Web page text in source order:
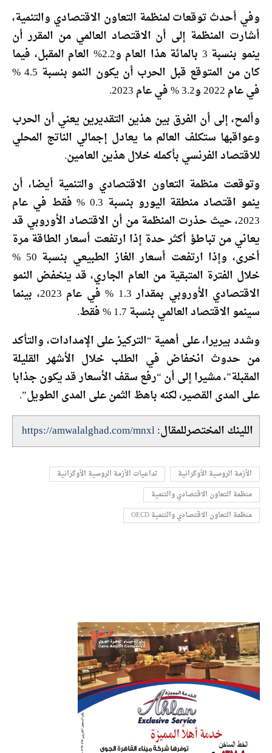
وفي أحدث توقعات لمنظمة التعاون الاقتصادي والتنمية،
أشارت المنظمة إلى أن الاقتصاد العالمي من المقرر أن
ينمو بنسبة 3 بالمائة هذا العام و2.2% العام المقبل، فيما
كان من المتوقع قبل الحرب أن يكون النمو بنسبة 4.5 %
في عام 2022 و3.2 % في عام 2023.
وألمح، إلى أن الفرق بين هذين التقديرين يعني أن الحرب
وعواقبها ستكلف العالم ما يعادل إجمالي الناتج المحلي
للاقتصاد الفرنسي بأكمله خلال هذين العامين.
وتوقعت منظمة التعاون الاقتصادي والتنمية أيضا، أن
ينمو اقتصاد منطقة اليورو بنسبة 0.3 % فقط في عام
2023، حيث حذرت المنظمة من أن الاقتصاد الأوروبي قد
يعاني من تباطؤ أكثر حدة إذا ارتفعت أسعار الطاقة مرة
أخرى، وإذا ارتفعت أسعار الغاز الطبيعي بنسبة 50 %
خلال الفترة المتبقية من العام الجاري، قد ينخفض ​​النمو
الاقتصادي الأوروبي بمقدار 1.3 % في عام 2023، بينما
سينمو الاقتصاد العالمي بنسبة 1.7 % فقط.
وشدد بيريرا، على أهمية “التركيز على الإمدادات، والتأكد
من حدوث انخفاض في الطلب خلال الأشهر القليلة
المقبلة”، مشيرا إلى أن “رفع سقف الأسعار قد يكون جذابا
على المدى القصير، لكنه باهظ الثمن على المدى الطويل”.
اللينك المختصرللمقال:https://amwalalghad.com/mnxl
الأزمة الروسية الأوكرانية
تداعيات الأزمة الروسية الأوكرانية
منظمة التعاون الاقتصادي والتنمية
منظمة التعاون الاقتصادي والتنمية OECD